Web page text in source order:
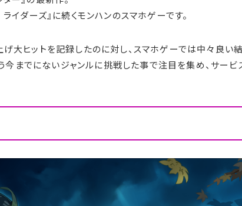
イダーズ』に続くモンハンのスマホゲーです。
大ヒットを記録したのに対し、スマホゲーでは中々良い
までにないジャンルに挑戦した事で注目を集め、サービ